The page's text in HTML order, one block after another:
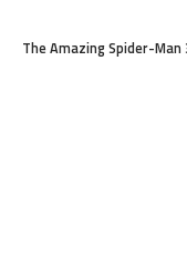
The Amazing Spider-Man